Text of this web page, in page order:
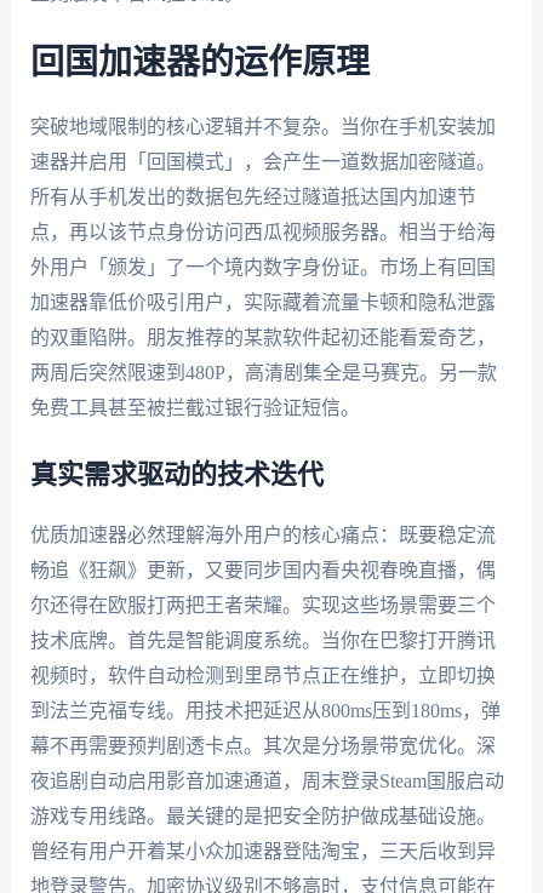
回国加速器的运作原理
突破地域限制的核心逻辑并不复杂。当你在手机安装加
速器并启用「回国模式」，会产生一道数据加密隧道。
所有从手机发出的数据包先经过隧道抵达国内加速节
点，再以该节点身份访问西瓜视频服务器。相当于给海
外用户「颁发」了一个境内数字身份证。市场上有回国
加速器靠低价吸引用户，实际藏着流量卡顿和隐私泄露
的双重陷阱。朋友推荐的某款软件起初还能看爱奇艺，
两周后突然限速到480P，高清剧集全是马赛克。另一款
免费工具甚至被拦截过银行验证短信。
真实需求驱动的技术迭代
优质加速器必然理解海外用户的核心痛点：既要稳定流
畅追《狂飙》更新，又要同步国内看央视春晚直播，偶
尔还得在欧服打两把王者荣耀。实现这些场景需要三个
技术底牌。首先是智能调度系统。当你在巴黎打开腾讯
视频时，软件自动检测到里昂节点正在维护，立即切换
到法兰克福专线。用技术把延迟从800ms压到180ms，弹
幕不再需要预判剧透卡点。其次是分场景带宽优化。深
夜追剧自动启用影音加速通道，周末登录Steam国服启动
游戏专用线路。最关键的是把安全防护做成基础设施。
曾经有用户开着某小众加速器登陆淘宝，三天后收到异
地登录警告。加密协议级别不够高时，支付信息可能在